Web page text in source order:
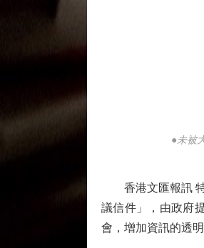
●未被
香港文匯報訊 特
議信件」，由政府
會，增加資訊的透